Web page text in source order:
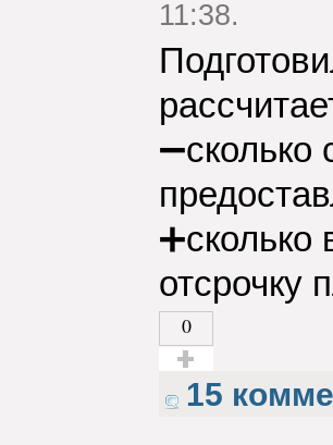
11:38.
отсрочку
0
Голос за!
15